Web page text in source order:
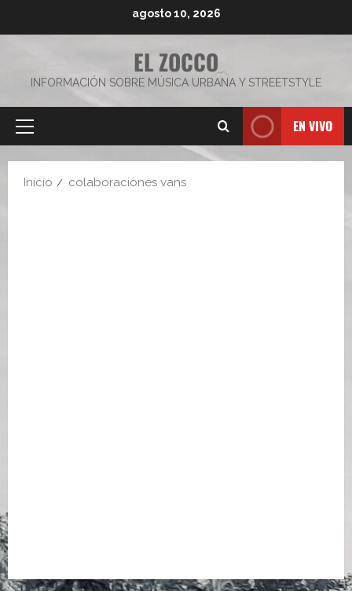
agosto 10, 2026
EL ZOCCO
INFORMACIÓN SOBRE MÚSICA URBANA Y STREETSTYLE
Menú
EN VIVO
Inicio colaboraciones vans